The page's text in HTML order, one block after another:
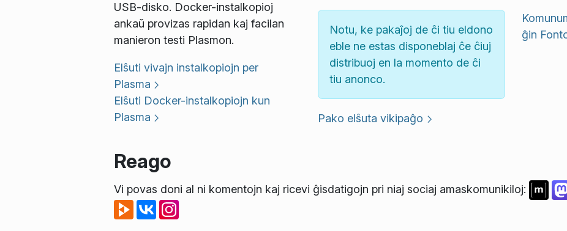
USB-disko. Docker-instalkopioj
ankaŭ provizas rapidan kaj facilan
manieron testi Plasmon.
Elŝuti vivajn instalkopiojn per
Plasma
Elŝuti Docker-instalkopiojn kun
Plasma
Notu, ke pakaĵoj de ĉi tiu eldono
eble ne estas disponeblaj ĉe ĉiuj
distribuoj en la momento de ĉi
tiu anonco.
Pako elŝuta vikipaĝo
ĝin
Reago
Vi povas doni al ni komentojn kaj ricevi ĝisdatigojn pri niaj sociaj amaskomunikiloj: